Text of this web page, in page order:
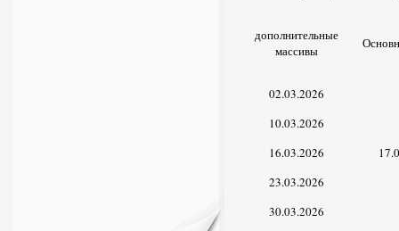
дополнительные
массивы
02.03.2026
10.03.2026
16.03.2026
23.03.2026
30.03.2026